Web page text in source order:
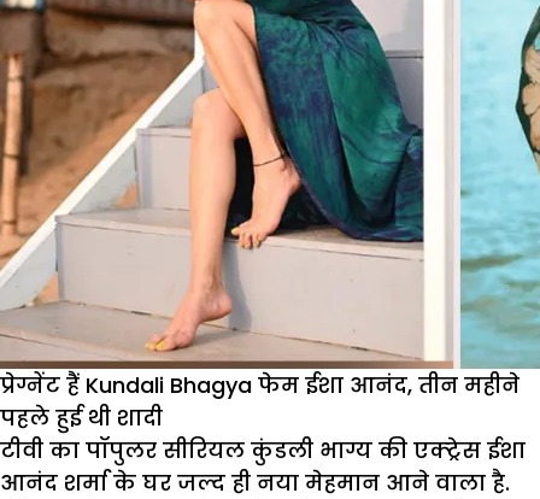
प्रेग्नेंट हैं Kundali Bhagya फेम ईशा आनंद, तीन महीने
पहले हुई थी शादी
टीवी का पॉपुलर सीरियल कुंडली भाग्य की एक्ट्रेस ईशा
आनंद शर्मा के घर जल्द ही नया मेहमान आने वाला है.